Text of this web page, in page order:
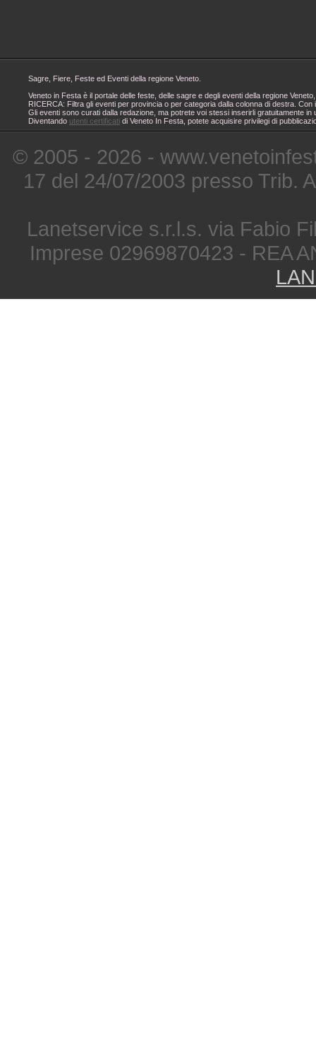
Sagre, Fiere, Feste ed Eventi della regione Veneto.
Veneto in Festa è il portale delle feste, delle sagre e degli eventi della regione
RICERCA: Filtra gli eventi per provincia o per categoria dalla colonna di destra.
Gli eventi sono curati dalla redazione, ma potrete voi stessi inserirli gratuitamente
Diventando utenti certificati di Veneto In Festa, potete acquisire privilegi di
© 2005 - 2026 -
17 del 24/07/2003 presso Trib.
Lanetservice s.r.l.s. via Fabio
Imprese 02969870423 - REA